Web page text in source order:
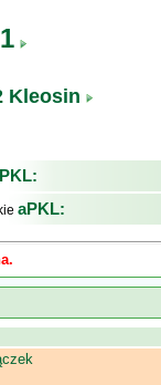
1
Kleosin
PKL:
aPKL: